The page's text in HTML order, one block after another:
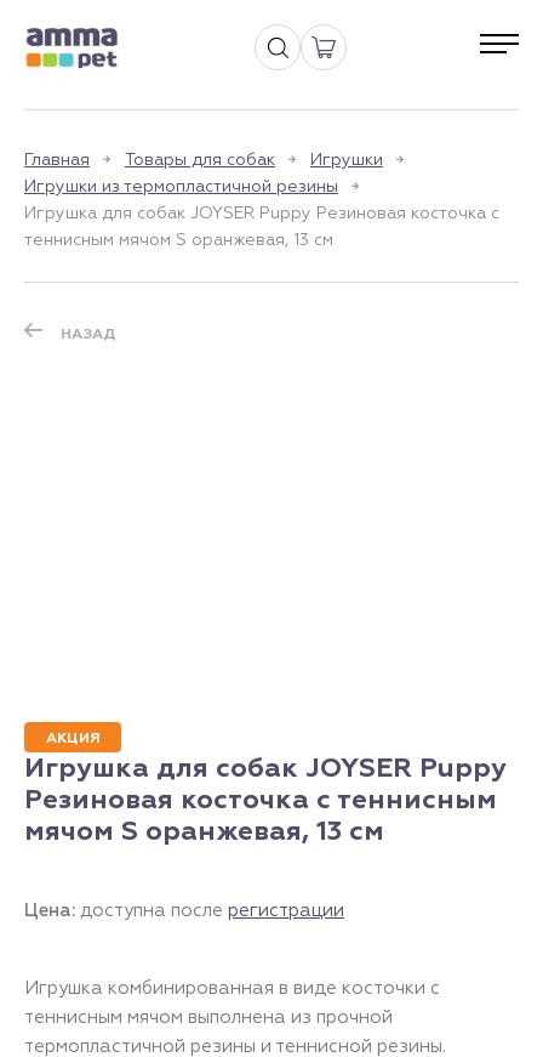
Главная Товары для собак
Игрушки
Игрушки из термопластичной резины
Игрушка для собак JOYSER Puppy Резиновая косточка с
теннисным мячом S оранжевая, 13 см
НАЗАД
АКЦИЯ
Игрушка для собак JOYSER Puppy
Резиновая косточка с теннисным
мячом S оранжевая, 13 см
Цена: доступна после регистрации
Игрушка комбинированная в виде косточки с
теннисным мячом выполнена из прочной
термопластичной резины и теннисной резины.